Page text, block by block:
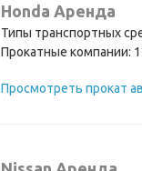
Honda Аренда
Типы транспортных
Прокатные компании: